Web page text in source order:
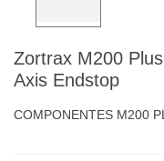
Zortrax M200
Axis Endstop
COMPONENTES M200